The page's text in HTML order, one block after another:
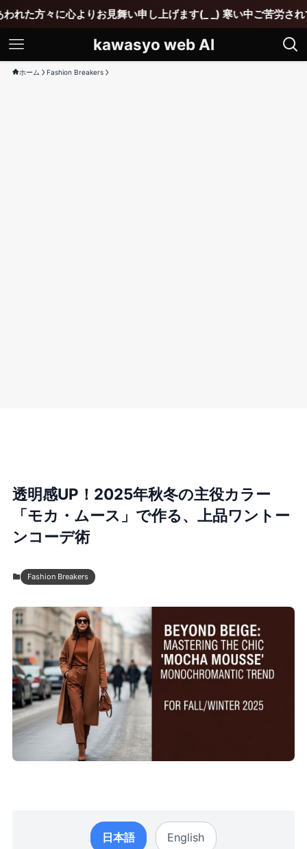
い申し上げます(_ _) 寒い中ご苦労されていると思いますが1
kawasyo web AI
ホーム Fashion Breakers
透明感UP！2025年秋冬の主役カラー
「モカ・ムース」で作る、上品ワントー
ンコーデ術
Fashion Breakers
日本語 English